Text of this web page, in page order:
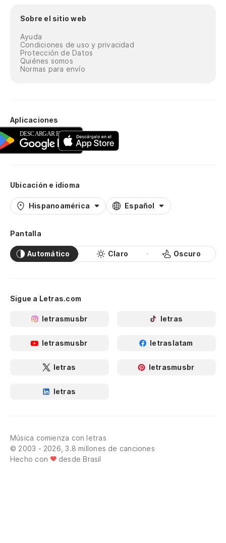
Sobre el sitio web
Ayuda
Condiciones de uso y privacidad
Protección de Datos
Quiénes somos
Normas para envío
Aplicaciones
Ubicación e idioma
Hispanoamérica Español
Pantalla
Automático Claro Oscuro
Sigue a Letras.com
letrasmusbr letras
letrasmusbr letraslatam
letras letrasmusbr
letras
Música comienza con letras
© 2003 - 2026, 3.8 millones de canciones
Hecho con
desde Brasil